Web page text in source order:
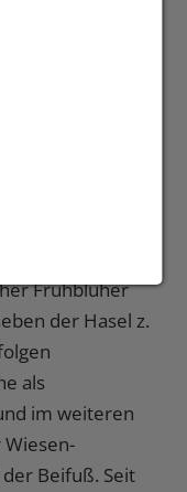
Frühblüher
der Hasel z.
als
im weiteren
der Beifuß. Seit